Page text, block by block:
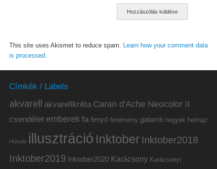
This site uses Akismet to reduce spam. Learn how your comment data
is processed.
Címkék / Labels
akvarell akvarellkréta Caran d'Ache Neocolor II
csendélet emberek fa fenyő festmény galamb hegyek hetirajz
Húsvét illusztráció Inktober Inktober2018
Inktober2019 Inktober2020 Karácsony Karácsonyi